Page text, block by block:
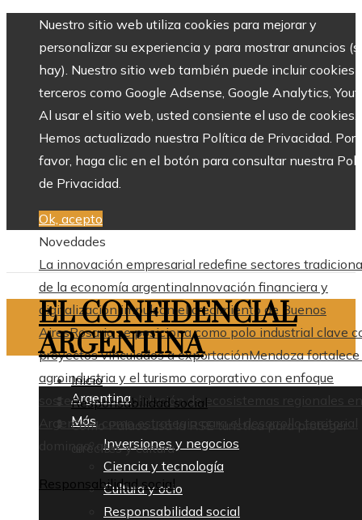
Nuestro sitio web utiliza cookies para mejorar y
personalizar su experiencia y para mostrar anuncios
hay). Nuestro sitio web también puede incluir cookies
terceros como Google Adsense, Google Analytics,
Al usar el sitio web, usted consiente el uso de cookies.
Hemos actualizado nuestra Política de Privacidad. Por
favor, haga clic en el botón para consultar nuestra
de Privacidad.
Ok, acepto
Novedades
La innovación empresarial redefine sectores
de la economía argentinaInnovación financiera y
digitalización impulsan el crecimiento de Buenos
AiresRosario se posiciona como polo industrial clave
proyectos vinculados a exportaciónMendoza fortalece
agroindustria y el turismo corporativo con enfoque
sostenibleConsolidación de ecosistemas regionales en
Argentina como estrategia para el desarrollo territorial
domingo, agosto 9
EL CONFIDENCIAL
ARGENTINA
Argentina
Más
Inversiones y negocios
Ciencia y tecnología
Cultura y ocio
Responsabilidad social
Inicio
Responsabilidad social
Cómo Palaos usa la RSE turística para proteger
arrecifes y cultura
Responsabilidad social